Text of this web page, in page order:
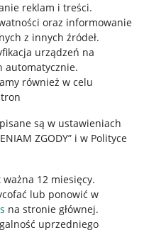
reklam i treści.
oraz informowanie
z innych źródeł.
urządzeń na
automatycznie.
również w celu
są w ustawieniach
ZGODY” i w Polityce
12 miesięcy.
lub ponowić w
na stronie głównej.
uprzedniego